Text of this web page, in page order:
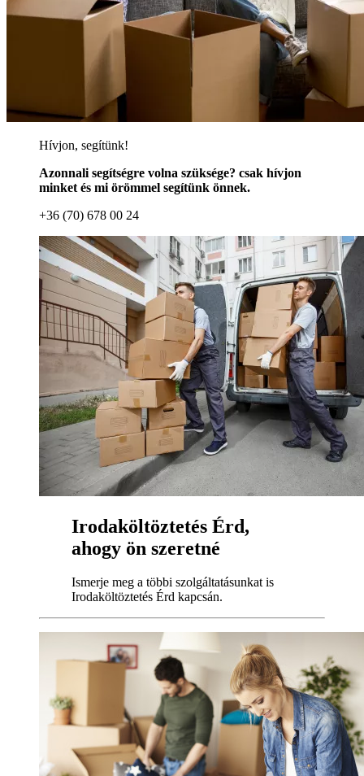
Hívjon, segítünk!
Azonnali segítségre volna szüksége? csak hívjon
minket és mi örömmel segítünk önnek.
+36 (70) 678 00 24
Irodaköltöztetés Érd,
ahogy ön szeretné
Ismerje meg a többi szolgáltatásunkat is
Irodaköltöztetés Érd kapcsán.